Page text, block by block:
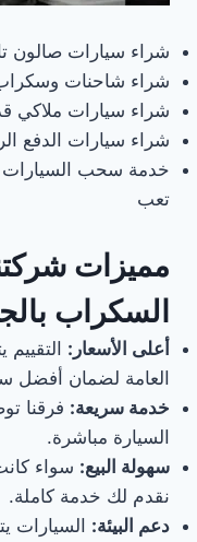
شراء سيارات صالون
شراء شاحنات
شراء سيارات ملاكي
شراء سيارات الدفع
خدمة سحب السيارات
تعب
مميزات
السكراب
أعلى الأسعار:
العامة لضمان أفضل
خدمة سريعة: فرقنا
السيارة مباشرة.
سهولة البيع: سواء
نقدم لك خدمة كاملة.
دعم البيئة: السيارات